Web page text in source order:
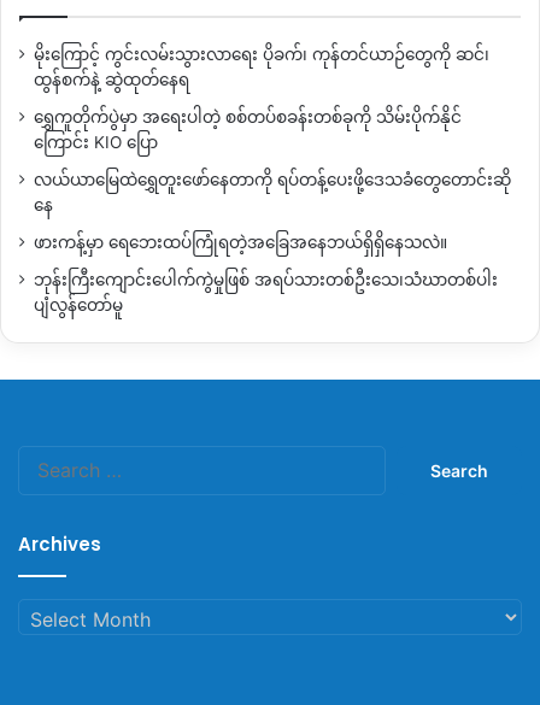
မိုးကြောင့် ကွင်းလမ်းသွားလာရေး ပိုခက်၊ ကုန်တင်ယာဉ်တွေကို ဆင်၊
ထွန်စက်နဲ့ ဆွဲထုတ်နေရ
ရွှေကူတိုက်ပွဲမှာ အရေးပါတဲ့ စစ်တပ်စခန်းတစ်ခုကို သိမ်းပိုက်နိုင်
ကြောင်း KIO ပြော
လယ်ယာမြေထဲရွှေတူးဖော်နေတာကို ရပ်တန့်ပေးဖို့ဒေသခံတွေတောင်းဆို
နေ
ဖားကန့်မှာ ရေဘေးထပ်ကြုံရတဲ့အခြေအနေဘယ်ရှိရှိနေသလဲ။
ဘုန်းကြီးကျောင်းပေါက်ကွဲမှုဖြစ် အရပ်သားတစ်ဦးသေ၊သံဃာတစ်ပါး
ပျံလွန်တော်မူ
Archives
Archives